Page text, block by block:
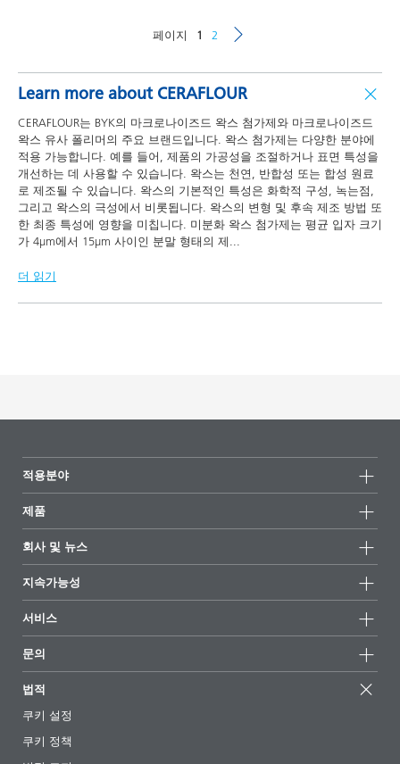
페이지 1 2
Learn more about CERAFLOUR
CERAFLOUR는 BYK의 마크로나이즈드 왁스 첨가제와 마크로나이즈드
왁스 유사 폴리머의 주요 브랜드입니다. 왁스 첨가제는 다양한 분야에
적용 가능합니다. 예를 들어, 제품의 가공성을 조절하거나 표면 특성을
개선하는 데 사용할 수 있습니다. 왁스는 천연, 반합성 또는 합성 원료
로 제조될 수 있습니다. 왁스의 기본적인 특성은 화학적 구성, 녹는점,
그리고 왁스의 극성에서 비롯됩니다. 왁스의 변형 및 후속 제조 방법 또
한 최종 특성에 영향을 미칩니다. 미분화 왁스 첨가제는 평균 입자 크기
가 4μm에서 15μm 사이인 분말 형태의 제
더 읽기
적용분야
제품
모든제품
하이라이트
회사 및 뉴스
뉴스
언론 및 미디어
소재지 및 판매점
전시회 및 이벤트
지속가능성
지속가능한 제품
성공 사례
EcoVadis
인증서
서비스
추천 배합
기사
전자책
규제 현황
문의
법적
쿠키 설정
쿠키 정책